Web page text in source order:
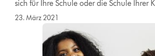
sich für Ihre Schule oder die Schule Ihrer
23. März 2021